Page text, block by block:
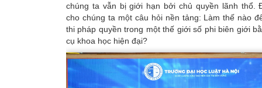
chúng ta vẫn bị giới hạn bởi chủ quyền lãnh thổ.
cho chúng ta một câu hỏi nền tảng: Làm thế nào
thi pháp quyền trong một thế giới số phi biên giới
cụ khoa học hiện đại?